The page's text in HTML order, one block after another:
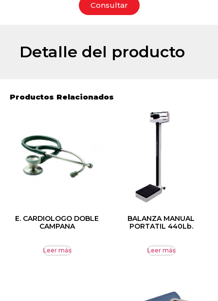
Consultar
Detalle del producto
Productos Relacionados
E. CARDIOLOGO DOBLE
CAMPANA
Leer más
BALANZA MANUAL
PORTATIL 440Lb.
Leer más